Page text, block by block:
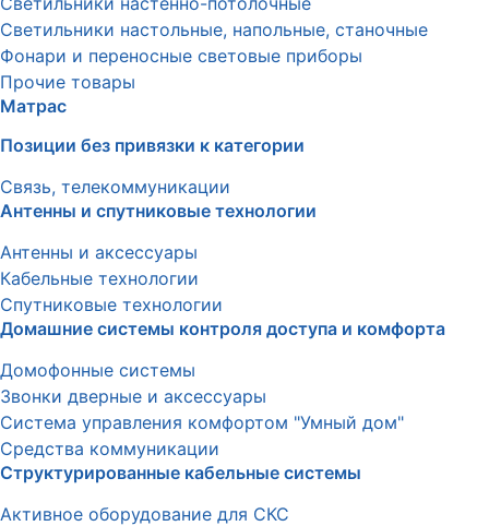
Светильники настольные, напольные, станочные
Фонари и переносные световые приборы
Прочие товары
Матрас
Позиции без привязки к категории
Связь, телекоммуникации
Антенны и спутниковые технологии
Антенны и аксессуары
Кабельные технологии
Спутниковые технологии
Домашние системы контроля доступа и комфорта
Домофонные системы
Звонки дверные и аксессуары
Система управления комфортом "Умный дом"
Средства коммуникации
Структурированные кабельные системы
Активное оборудование для СКС